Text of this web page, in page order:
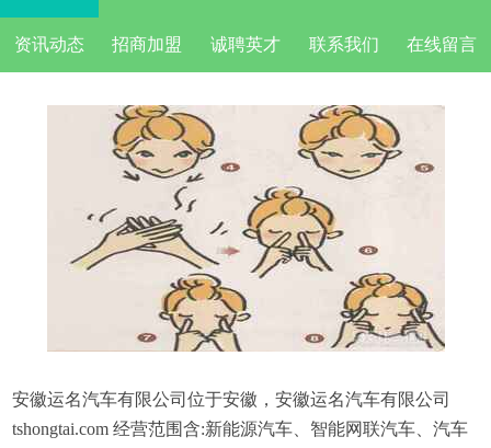
资讯动态 招商加盟 诚聘英才 联系我们 在线留言
安徽运名汽车有限公司位于安徽，安徽运名汽车有限公司
tshongtai.com 经营范围含:新能源汽车、智能网联汽车、汽车